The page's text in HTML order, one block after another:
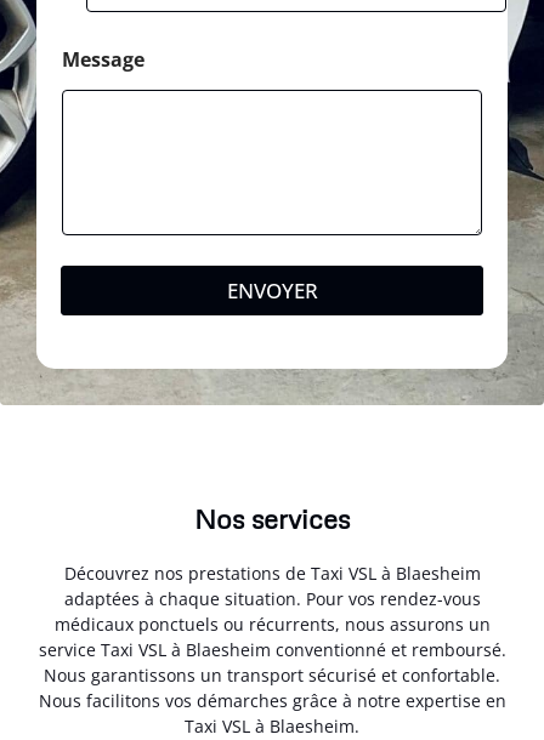
Message
ENVOYER
Nos services
Découvrez nos prestations de Taxi VSL à Blaesheim
adaptées à chaque situation. Pour vos rendez-vous
médicaux ponctuels ou récurrents, nous assurons un
service Taxi VSL à Blaesheim conventionné et remboursé.
Nous garantissons un transport sécurisé et confortable.
Nous facilitons vos démarches grâce à notre expertise en
Taxi VSL à Blaesheim.